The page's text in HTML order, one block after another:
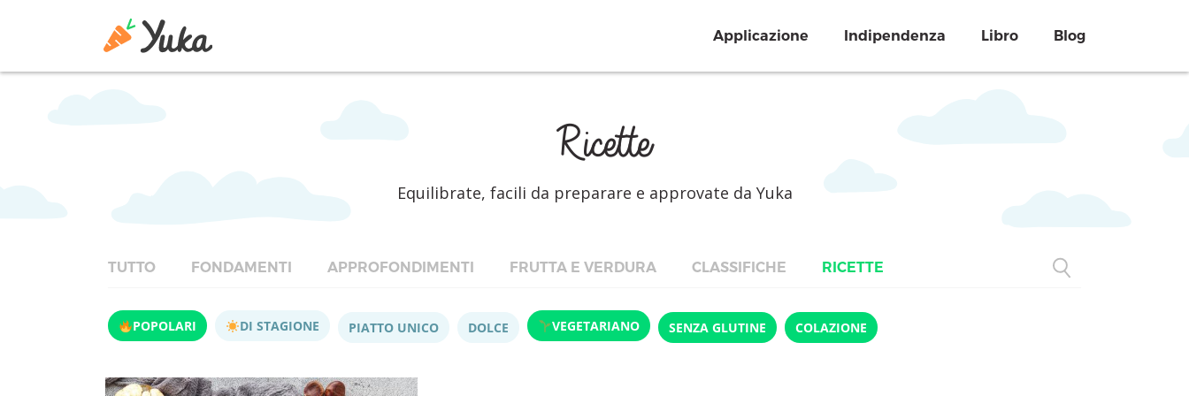
Applicazione Indipendenza Libro Blog
Ricette
Equilibrate, facili da preparare e approvate da Yuka
TUTTO FONDAMENTI APPROFONDIMENTI FRUTTA E VERDURA CLASSIFICHE RICETTE
POPOLARI DI STAGIONE PIATTO UNICO DOLCE VEGETARIANO SENZA GLUTINE COLAZIONE